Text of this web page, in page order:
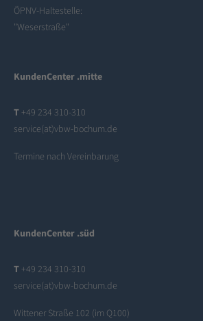
ÖPNV-Haltestelle:
"Weserstraße"
KundenCenter .mitte
T +49 234 310-310
service(at)vbw-bochum.de
Termine nach Vereinbarung
KundenCenter .süd
T +49 234 310-310
service(at)vbw-bochum.de
Wittener Straße 102 (im Q100)